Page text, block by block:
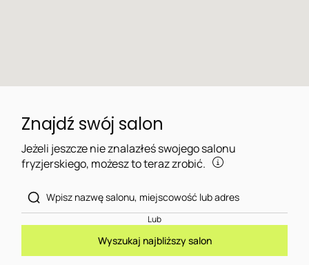
Znajdź swój salon
Jeżeli jeszcze nie znalazłeś swojego salonu
fryzjerskiego, możesz to teraz zrobić.
Lub
Wyszukaj najbliższy salon